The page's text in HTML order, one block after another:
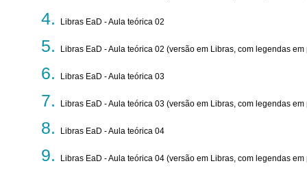
Libras EaD - Aula teórica 02
Libras EaD - Aula teórica 02 (versão em Libras, com legendas em
Libras EaD - Aula teórica 03
Libras EaD - Aula teórica 03 (versão em Libras, com legendas em
Libras EaD - Aula teórica 04
Libras EaD - Aula teórica 04 (versão em Libras, com legendas em